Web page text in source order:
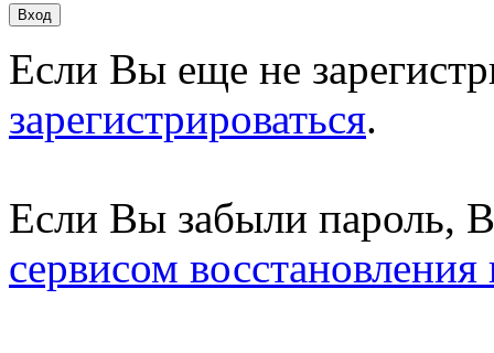
Если Вы еще не
зарегистрироваться.
Если Вы забыли пароль,
сервисом восстановления